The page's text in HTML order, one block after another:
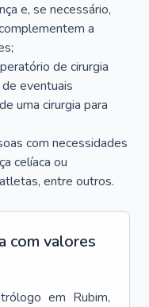
e, se necessário,
a
de cirurgia
eventuais
uma cirurgia para
com necessidades
celíaca ou
entre outros.
com valores
em Rubim,